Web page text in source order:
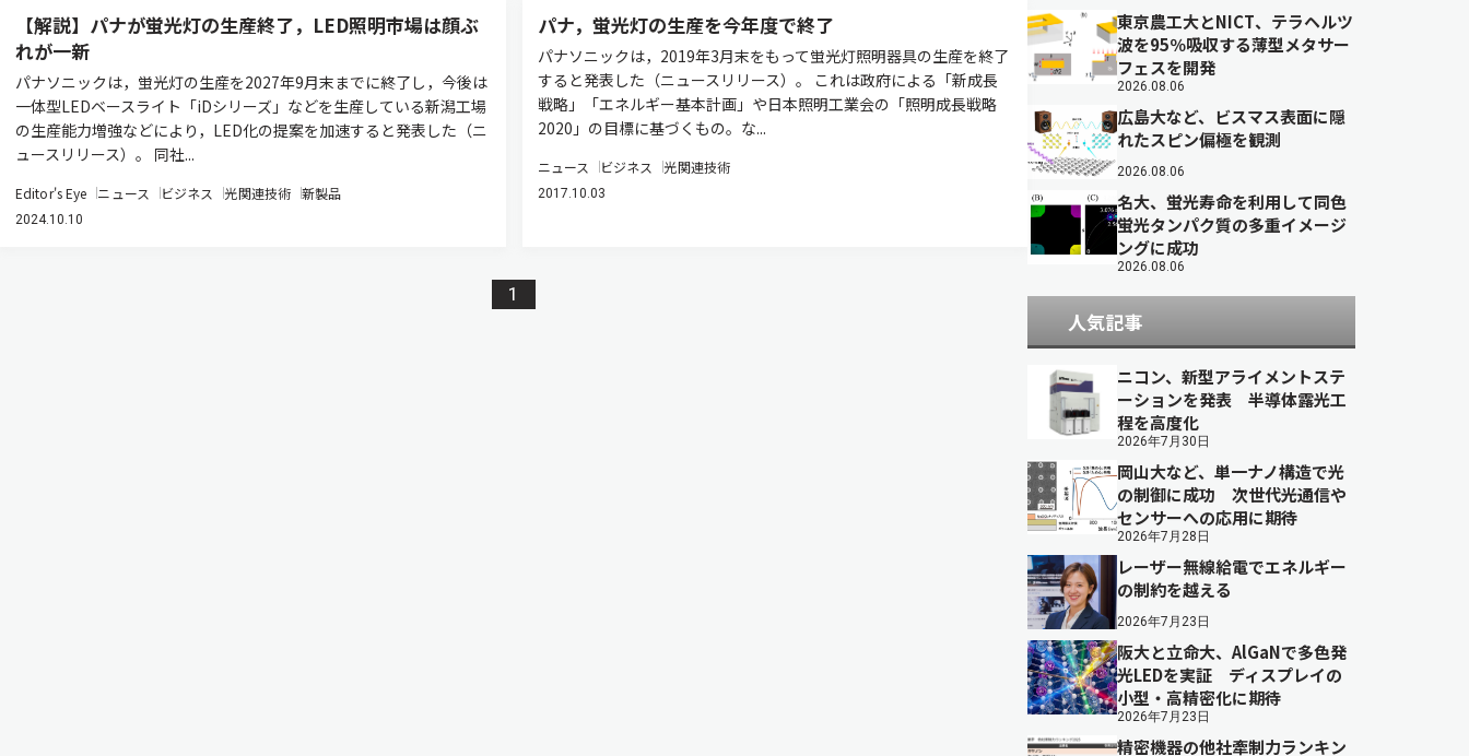
【解説】パナが蛍光灯の生産終了，LED照明市場は顔ぶ
れが一新
パナソニックは，蛍光灯の生産を2027年9月末までに終了し，今後は
一体型LEDベースライト「iDシリーズ」などを生産している新潟工場
の生産能力増強などにより，LED化の提案を加速すると発表した（ニ
ュースリリース）。 同社...
Editor's Eye ニュース ビジネス 光関連技術 新製品
2024.10.10
パナ，蛍光灯の生産を今年度で終了
パナソニックは，2019年3月末をもって蛍光灯照明器具の生産を終了
すると発表した（ニュースリリース）。 これは政府による「新成長
戦略」「エネルギー基本計画」や日本照明工業会の「照明成長戦略
2020」の目標に基づくもの。な...
ニュース ビジネス 光関連技術
2017.10.03
1
東京農工大とNICT、テラヘルツ
波を95％吸収する薄型メタサー
フェスを開発
2026.08.06
広島大など、ビスマス表面に隠
れたスピン偏極を観測
2026.08.06
名大、蛍光寿命を利用して同色
蛍光タンパク質の多重イメージ
ングに成功
2026.08.06
人気記事
ニコン、新型アライメントステ
ーションを発表 半導体露光工
程を高度化
2026年7月30日
岡山大など、単一ナノ構造で光
の制御に成功 次世代光通信や
センサーへの応用に期待
2026年7月28日
レーザー無線給電でエネルギー
の制約を越える
2026年7月23日
阪大と立命大、AlGaNで多色発
光LEDを実証 ディスプレイの
小型・高精密化に期待
2026年7月23日
精密機器の他社牽制力ランキン